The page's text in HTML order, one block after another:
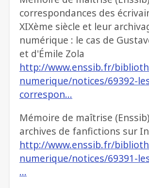
correspondances des
XIXème siècle et leur
numérique : le cas de
et d'Émile Zola
http://www.enssib.fr/
numerique/notices/69392-
correspon…
Mémoire de maîtrise
archives de fanfictions sur
http://www.enssib.fr/
numerique/notices/69391-
…